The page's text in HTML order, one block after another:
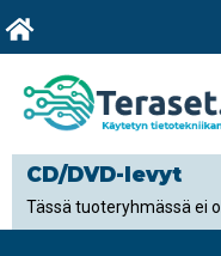
CD/DVD-levyt
Tässä tuoteryhmässä ei